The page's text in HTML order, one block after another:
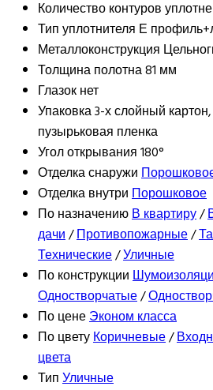
Количество контуров
Тип уплотнителя Е
Металлоконструкция
Толщина полотна81 мм
Глазокнет
Упаковка3-х слойный
пузырьковая пленка
Угол открывания180°
Отделка снаружи
Отделка внутриПорошковое
По назначениюВ квартиру/
дачи/Противопожарные/
Технические/Уличные
По конструкции
Одностворчатые/
По ценеЭконом класса
По цветуКоричневые/
цвета
ТипУличные